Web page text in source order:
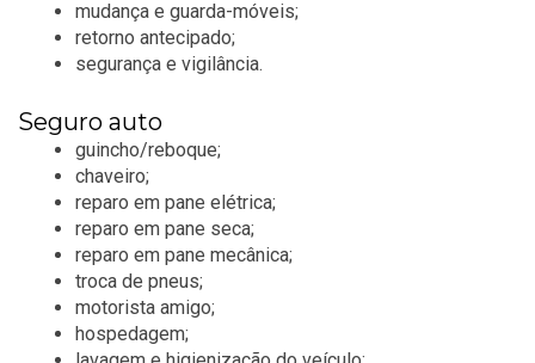
mudança e guarda-móveis;
retorno antecipado;
segurança e vigilância.
Seguro auto
guincho/reboque;
chaveiro;
reparo em pane elétrica;
reparo em pane seca;
reparo em pane mecânica;
troca de pneus;
motorista amigo;
hospedagem;